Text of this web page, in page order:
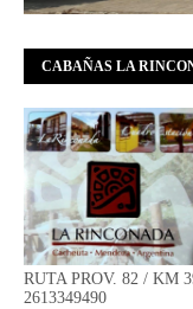
CABAÑAS LA
RUTA PROV. 82 / KM
2613349490